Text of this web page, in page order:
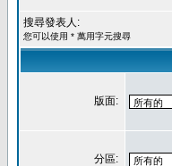
搜尋發表人:
您可以使用 * 萬用字元搜尋
版面:
分區: